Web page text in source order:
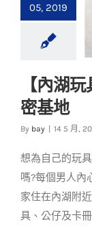
05, 2019
【內湖
密基地
By bay 14 5 月,
想為自己的玩
嗎?每個男人內
家住在內湖附
具、公仔及卡